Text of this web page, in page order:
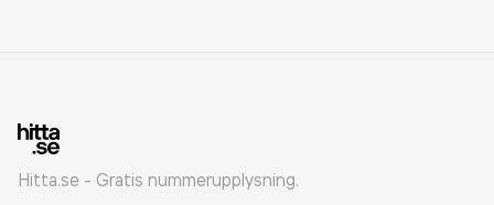
Hitta.se - Gratis nummerupplysning.